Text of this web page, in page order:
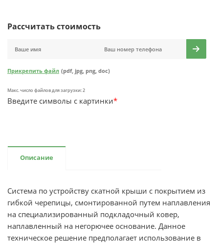
Рассчитать стоимость
Прикрепить файл (pdf, jpg, png, doc)
Макс. число файлов для загрузки: 2
Введите символы с картинки*
Описание
Система по устройству скатной крыши с покрытием из
гибкой черепицы, смонтированной путем наплавления
на специализированный подкладочный ковер,
наплавленный на негорючее основание. Данное
техническое решение предполагает использование в